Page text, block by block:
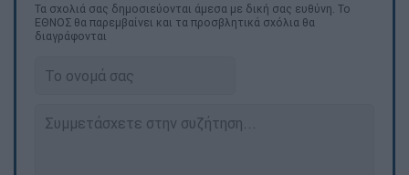
Τα σχολιά σας δημοσιεύονται άμεσα με δική σας ευθύνη. Το
ΕΘΝΟΣ θα παρεμβαίνει και τα προσβλητικά σχόλια θα
διαγράφονται